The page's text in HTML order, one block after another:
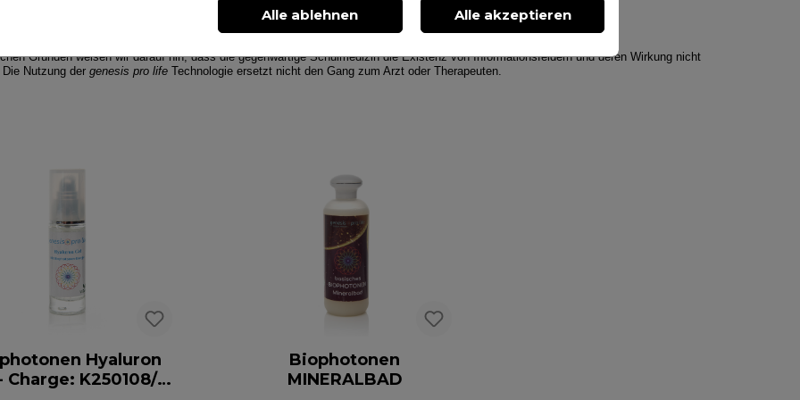
biokompatibel aufgewertet - für mehr vitalisierende Wohlfühlenergie.
Gründen weisen wir darauf hin, dass die gegenwärtige Schulmedizin die Existenz von Informationsfeldern und deren Wirkung nicht
Nutzung der genesis pro life Technologie ersetzt nicht den Gang zum Arzt oder Therapeuten.
Hyaluron
K250108/2
Biophotonen
MINERALBAD
Alle ablehnen Alle akzeptieren